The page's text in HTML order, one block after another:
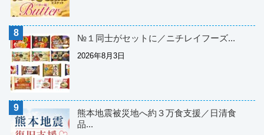
№１同士がセットに／ニチレイフーズ...
2026年8月3日
熊本地震被災地へ約３万食支援／日清食
品...